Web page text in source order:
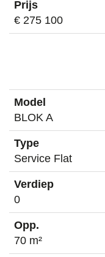
€ 275 100
BLOK A
Service Flat
0
70 m²